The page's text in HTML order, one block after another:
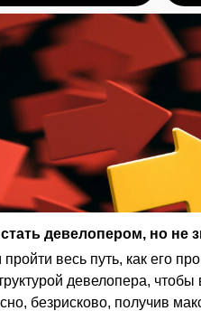
девелопером, но не
весь путь, как его
девелопера, чтобы
безрисково, получив